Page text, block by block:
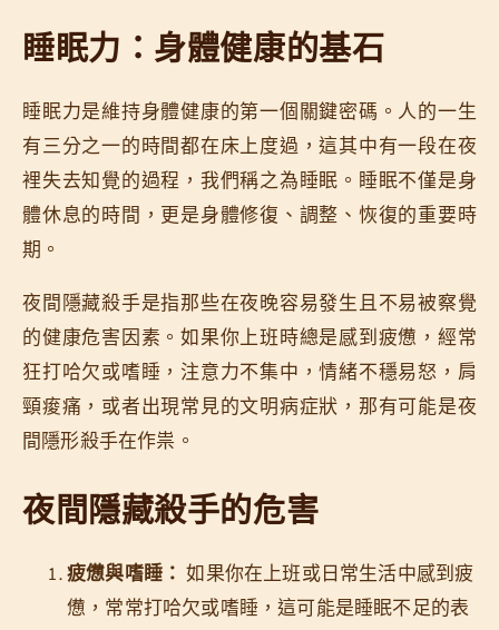
睡眠力：身體健康的基石
睡眠力是維持身體健康的第一個關鍵密碼。人的一生
有三分之一的時間都在床上度過，這其中有一段在夜
裡失去知覺的過程，我們稱之為睡眠。睡眠不僅是身
體休息的時間，更是身體修復、調整、恢復的重要時
期。
夜間隱藏殺手是指那些在夜晚容易發生且不易被察覺
的健康危害因素。如果你上班時總是感到疲憊，經常
狂打哈欠或嗜睡，注意力不集中，情緒不穩易怒，肩
頸痠痛，或者出現常見的文明病症狀，那有可能是夜
間隱形殺手在作祟。
夜間隱藏殺手的危害
疲憊與嗜睡： 如果你在上班或日常生活中感到疲
憊，常常打哈欠或嗜睡，這可能是睡眠不足的表